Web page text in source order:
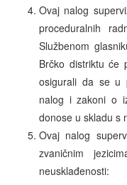
Ovaj nalog
proceduralnih
Službenom
Brčko distriktu će
osigurali da se u
nalog i zakoni o
donose u skladu s
Ovaj nalog
zvaničnim
neusklađenosti: